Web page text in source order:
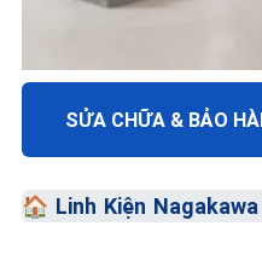
TRUNG TÂM BẢO
SỬA
SỬA CHỮA & BẢO
🏠 Linh Kiện Nagakawa